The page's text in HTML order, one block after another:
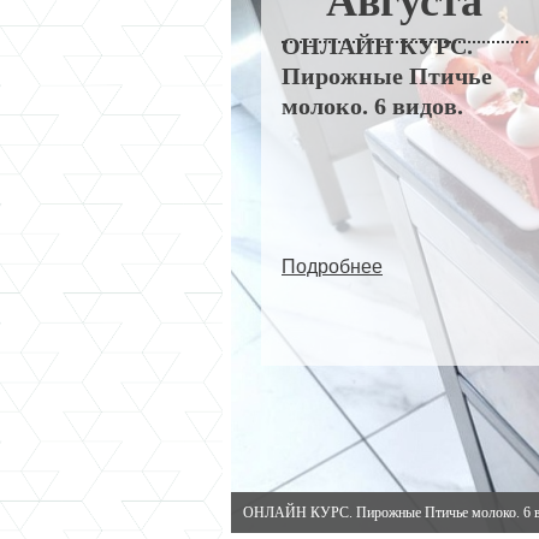
ОНЛАЙН КУРС.
Пирожные Птичье
молоко. 6 видов.
Подробнее
ОНЛАЙН КУРС. Пирожные Птичье молоко. 6
ОНЛАЙН КУРС. Пирожные Птичье молоко. 6